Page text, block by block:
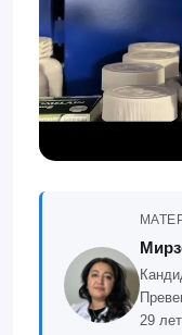
29